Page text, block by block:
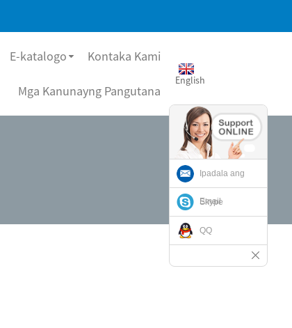
E-katalogo Kontaka Kami
Mga Kanunayng Pangutana
English
Ipadala ang
Email
Skype
QQ